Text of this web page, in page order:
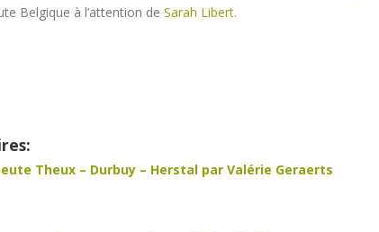
Belgique à l’attention de Sarah Libert.
Theux – Durbuy – Herstal par Valérie Geraerts